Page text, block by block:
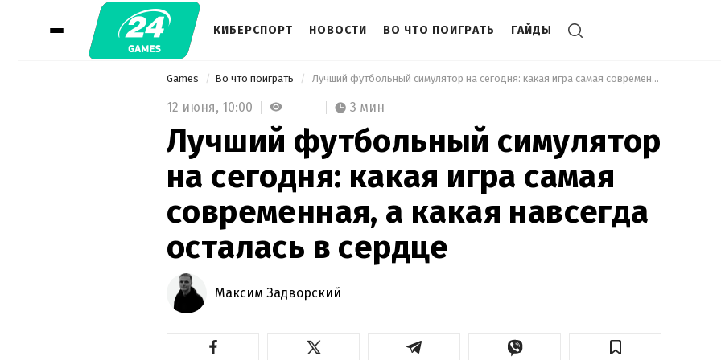
КИБЕРСПОРТ НОВОСТИ ВО ЧТО ПОИГРАТЬ ГАЙДЫ
Games Во что поиграть Лучший футбольный симулятор на сегодня: какая игра самая современная, а какая навсегда осталась в сердце
12 июня, 10:00 3 мин
Лучший футбольный симулятор
на сегодня: какая игра самая
современная, а какая навсегда
осталась в сердце
Максим Задворский